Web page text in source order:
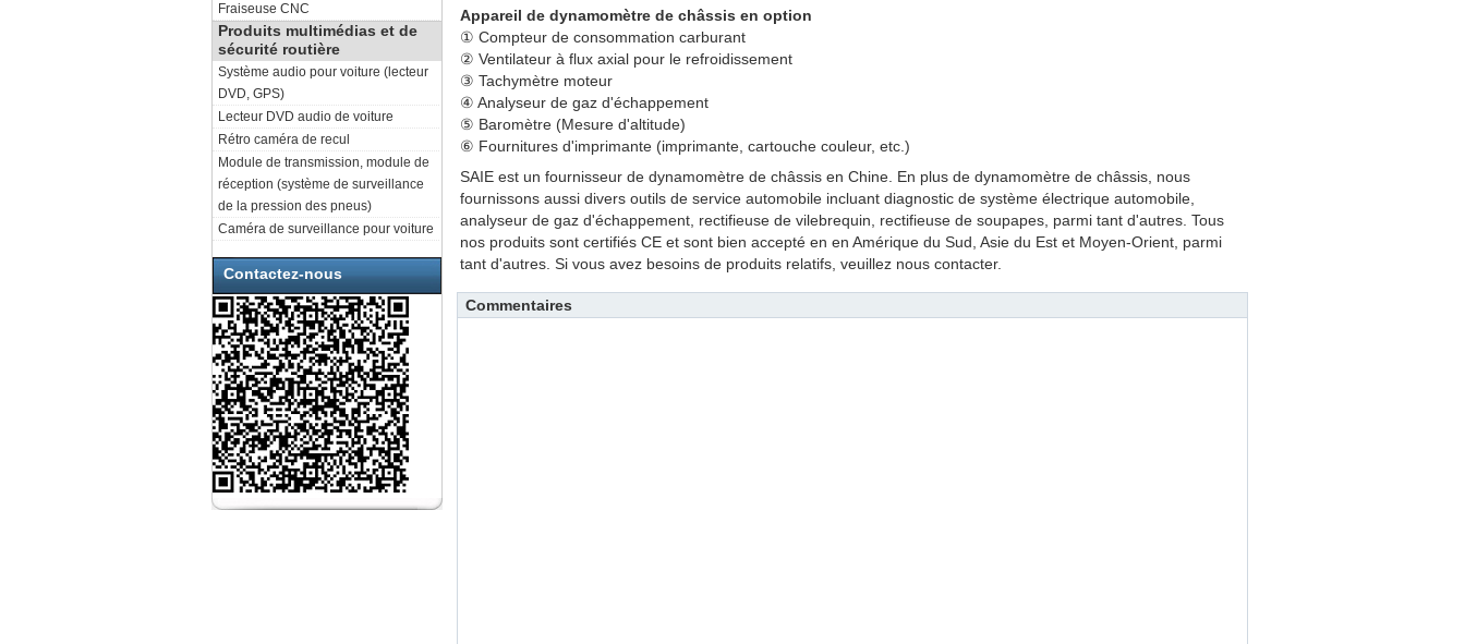
Fraiseuse CNC
Produits multimédias et de
sécurité routière
Système audio pour voiture (lecteur
DVD, GPS)
Lecteur DVD audio de voiture
Rétro caméra de recul
Module de transmission, module de
réception (système de surveillance
de la pression des pneus)
Caméra de surveillance pour voiture
Contactez-nous
Appareil de dynamomètre de châssis en option
① Compteur de consommation carburant
② Ventilateur à flux axial pour le refroidissement
③ Tachymètre moteur
④ Analyseur de gaz d'échappement
⑤ Baromètre (Mesure d'altitude)
⑥ Fournitures d'imprimante (imprimante, cartouche couleur, etc.)
SAIE est un fournisseur de dynamomètre de châssis en Chine. En plus de dynamomètre de châssis, nous
fournissons aussi divers outils de service automobile incluant diagnostic de système électrique automobile,
analyseur de gaz d'échappement, rectifieuse de vilebrequin, rectifieuse de soupapes, parmi tant d'autres. Tous
nos produits sont certifiés CE et sont bien accepté en en Amérique du Sud, Asie du Est et Moyen-Orient, parmi
tant d'autres. Si vous avez besoins de produits relatifs, veuillez nous contacter.
Commentaires